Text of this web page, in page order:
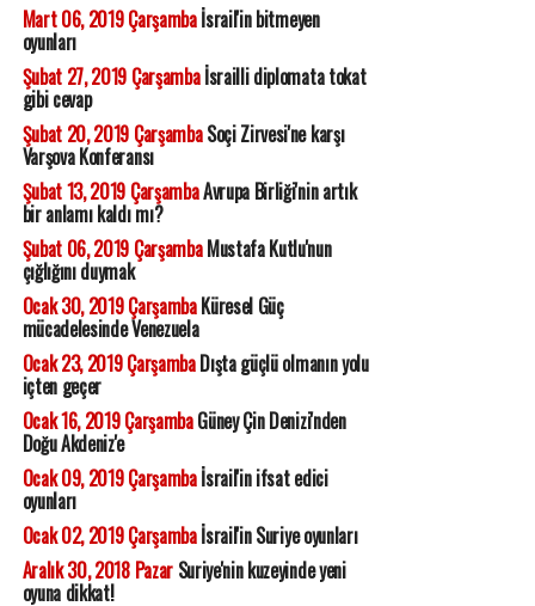
Mart 06, 2019 Çarşambaİsrail'in bitmeyen
oyunları
Şubat 27, 2019 Çarşambaİsrailli diplomata tokat
gibi cevap
Şubat 20, 2019 ÇarşambaSoçi Zirvesi'ne karşı
Varşova Konferansı
Şubat 13, 2019 ÇarşambaAvrupa Birliği'nin artık
bir anlamı kaldı mı?
Şubat 06, 2019 ÇarşambaMustafa Kutlu'nun
çığlığını duymak
Ocak 30, 2019 ÇarşambaKüresel Güç
mücadelesinde Venezuela
Ocak 23, 2019 ÇarşambaDışta güçlü olmanın yolu
içten geçer
Ocak 16, 2019 ÇarşambaGüney Çin Denizi'nden
Doğu Akdeniz'e
Ocak 09, 2019 Çarşambaİsrail'in ifsat edici
oyunları
Ocak 02, 2019 Çarşambaİsrail'in Suriye oyunları
Aralık 30, 2018 PazarSuriye'nin kuzeyinde yeni
oyuna dikkat!